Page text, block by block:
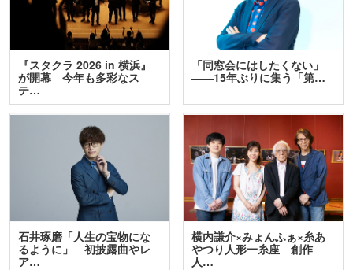
『スタクラ 2026 in 横浜』
が開幕 今年も多彩なス
テ…
「同窓会にはしたくない」
――15年ぶりに集う「第…
石井琢磨「人生の宝物にな
るように」 初披露曲やレ
ア…
横内謙介×みょんふぁ×糸あ
やつり人形一糸座 創作
人…